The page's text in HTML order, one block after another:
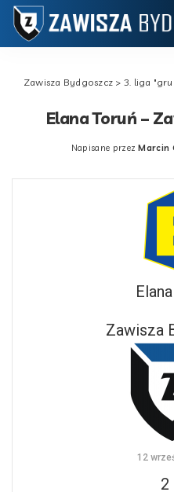
Zawisza Bydgoszcz > 3. liga
Elana Toruń –
Posted
Napisane przez Marcin
Zawisza
12
2